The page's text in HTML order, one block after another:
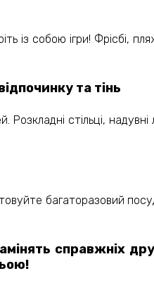
із собою ігри! Фрісбі,
та тінь
стільці,
багаторазовий посуд
справжніх